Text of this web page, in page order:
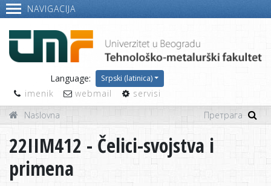
NAVIGACIJA
Language: Srpski (latinica)
imenik webmail
servisi
Naslovna
22IIM412 - Čelici-svojstva i
primena